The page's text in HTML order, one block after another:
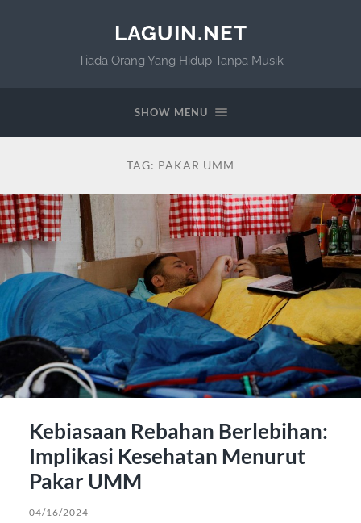
LAGUIN.NET
Tiada Orang Yang Hidup Tanpa Musik
SHOW MENU
TAG: PAKAR UMM
Kebiasaan Rebahan Berlebihan:
Implikasi Kesehatan Menurut
Pakar UMM
04/16/2024